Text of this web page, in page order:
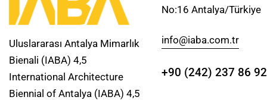
Uluslararası Antalya Mimarlık
Bienali (IABA) 4,5
International Architecture
Biennial of Antalya (IABA) 4,5
No:16 Antalya/Türkiye
info@iaba.com.tr
+90 (242) 237 86 92